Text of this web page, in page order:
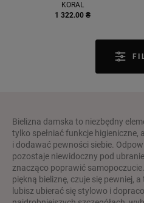
KORAL
1 322.00 ₴
Bielizna damska to niezbędny
tylko spełniać funkcje
i dodawać pewności siebie.
pozostaje niewidoczny pod
znacząco poprawić
piękną bieliznę, czuje się pewniej,
lubisz ubierać się stylowo i